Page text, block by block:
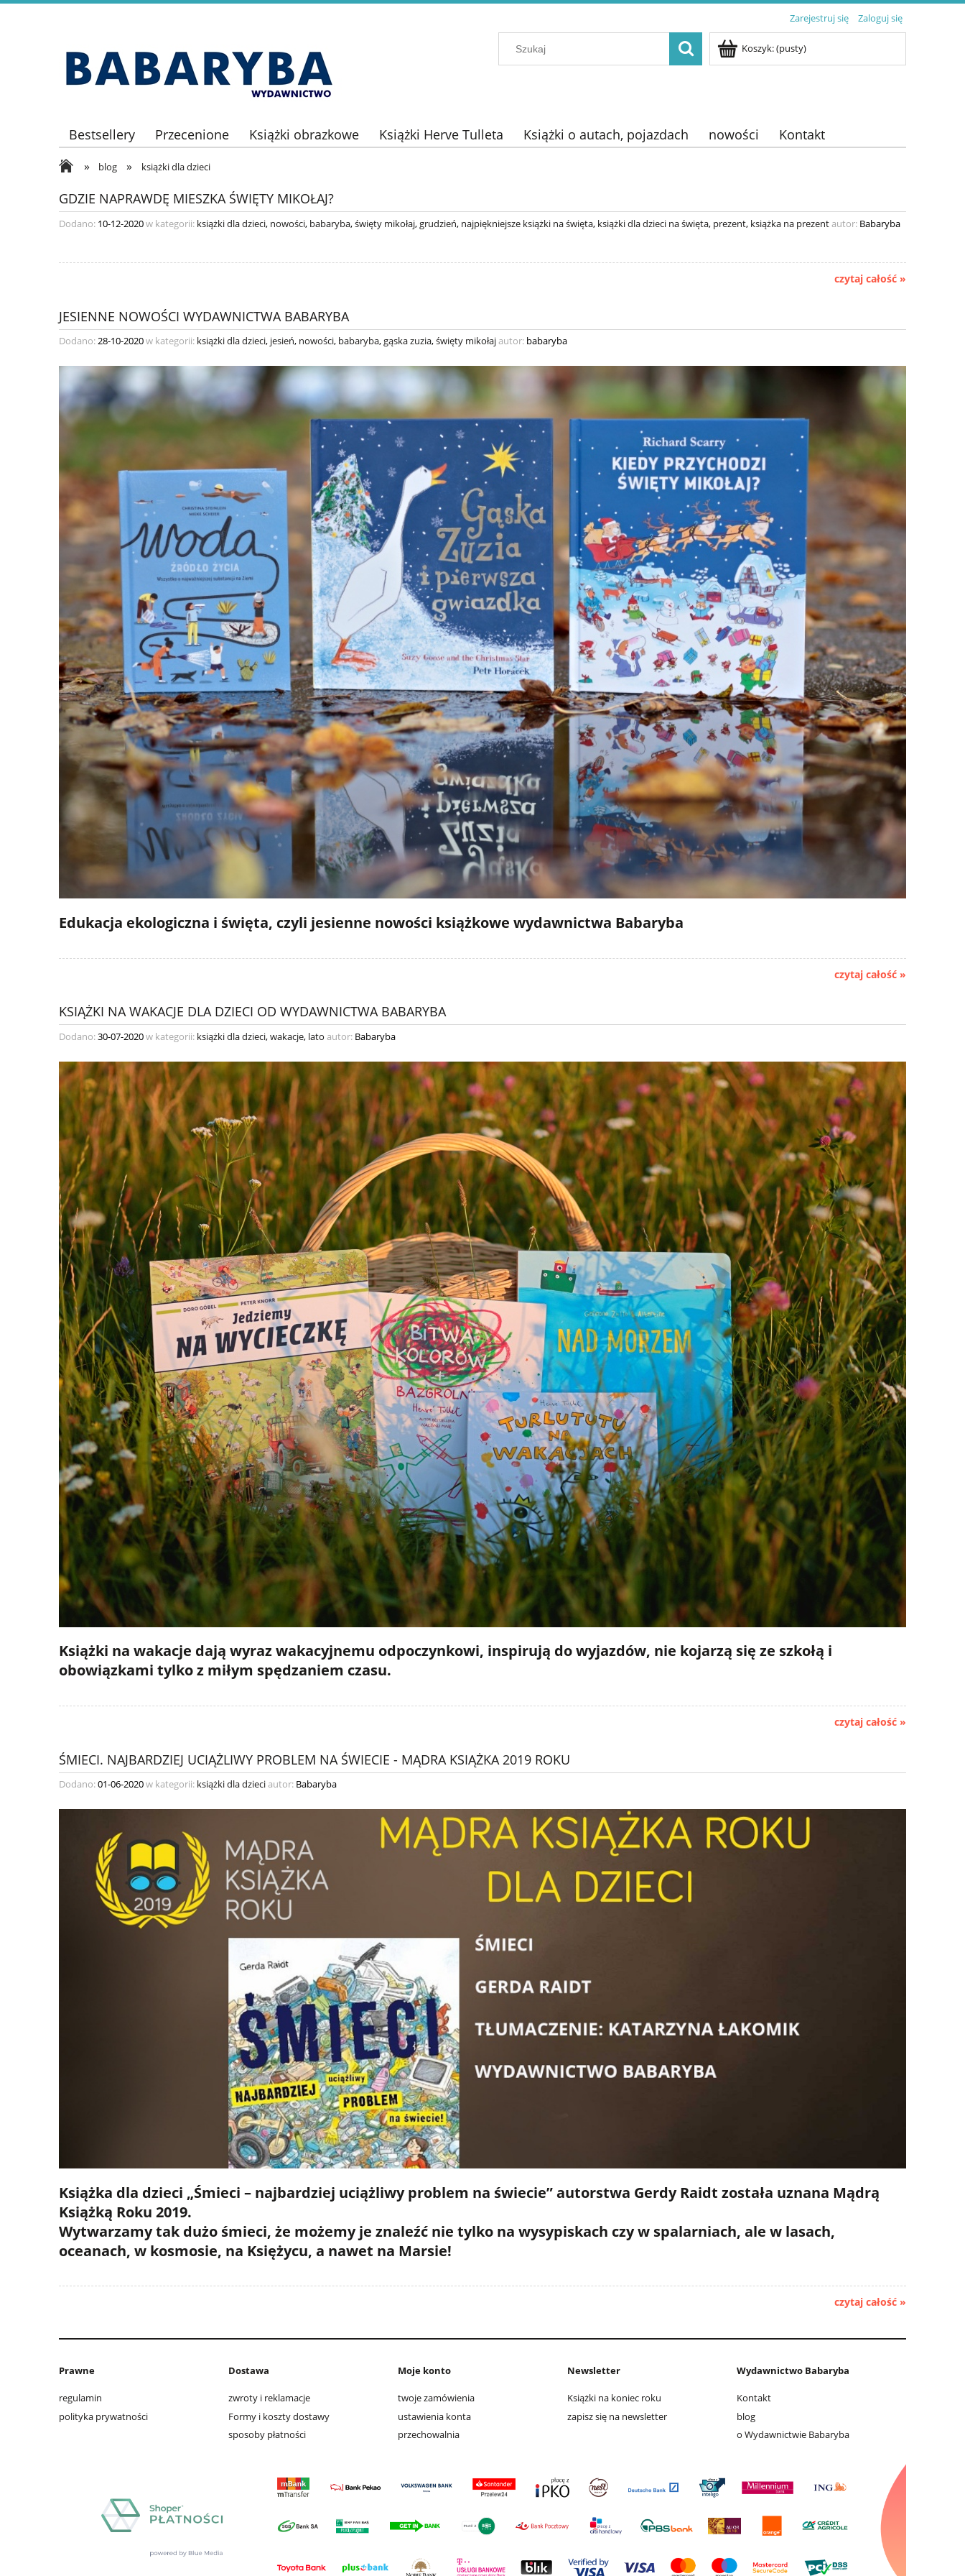
Zarejestruj się Zaloguj się
Koszyk:(pusty)
Bestsellery Przecenione Książki obrazkowe Książki Herve Tulleta Książki o autach, pojazdach nowości Kontakt
» blog » książki dla dzieci
GDZIE NAPRAWDĘ MIESZKA ŚWIĘTY MIKOŁAJ?
Dodano: 10-12-2020w kategorii: książki dla dzieci, nowości, babaryba,święty mikołaj,grudzień, najpiękniejsze książki na święta, książki dla dzieci na święta, prezent, książka na prezentautor: Babaryba
czytaj całość »
JESIENNE NOWOŚCI WYDAWNICTWA BABARYBA
Dodano:28-10-2020w kategorii: książki dla dzieci, jesień, nowości, babaryba,gąska zuzia,święty mikołajautor: babaryba
Edukacja ekologiczna i święta, czyli jesienne nowości książkowe wydawnictwa Babaryba
czytaj całość »
KSIĄŻKI NA WAKACJE DLA DZIECI OD WYDAWNICTWA BABARYBA
Dodano:30-07-2020w kategorii: książki dla dzieci,wakacje, lato autor: Babaryba
Książki na wakacje dają wyraz wakacyjnemu odpoczynkowi, inspirują do wyjazdów, nie kojarzą się ze szkołą i
obowiązkami tylko z miłym spędzaniem czasu.
czytaj całość »
ŚMIECI. NAJBARDZIEJ UCIĄŻLIWY PROBLEM NA ŚWIECIE - MĄDRA KSIĄŻKA 2019 ROKU
Dodano:01-06-2020w kategorii: książki dla dzieciautor: Babaryba
Książka dla dzieci „Śmieci – najbardziej uciążliwy problem na świecie” autorstwa Gerdy Raidt została uznana Mądrą
Książką Roku 2019.
Wytwarzamy tak dużo śmieci, że możemy je znaleźć nie tylko na wysypiskach czy w spalarniach, ale w lasach,
oceanach, w kosmosie, na Księżycu, a nawet na Marsie!
czytaj całość »
Prawne
regulamin
polityka prywatności
Dostawa
zwroty i reklamacje
Formy i koszty dostawy
sposoby płatności
Moje konto
twoje zamówienia
ustawienia konta
przechowalnia
Newsletter
Książki na koniec roku
zapisz się na newsletter
Wydawnictwo Babaryba
Kontakt
blog
o Wydawnictwie Babaryba